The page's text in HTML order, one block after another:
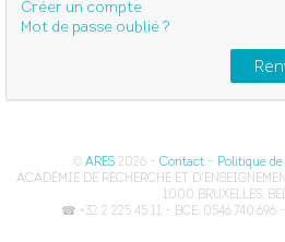
Créer un compte
Mot de passe oublié ?
© ARES 2026 – Contact – Politique
ACADÉMIE DE RECHERCHE ET
1000 BRUXELLES,
☎ +32 2 225 45 11 – BCE: 0546.740.696